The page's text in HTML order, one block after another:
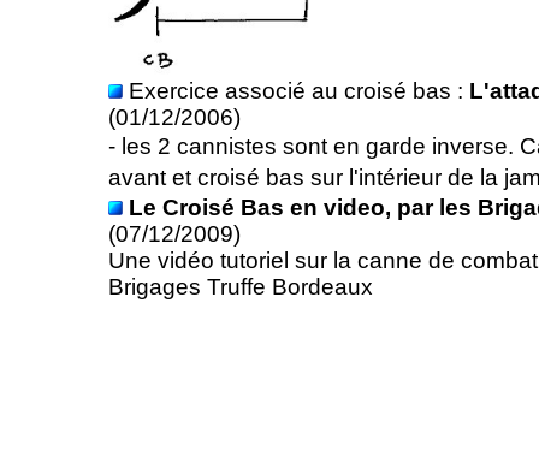
Exercice associé au croisé bas :
(01/12/2006)
- les 2 cannistes sont en garde inverse.
avant et croisé bas sur l'intérieur de la
Le Croisé Bas en video, par les
(07/12/2009)
Une vidéo tutoriel sur la canne de
Brigages Truffe Bordeaux